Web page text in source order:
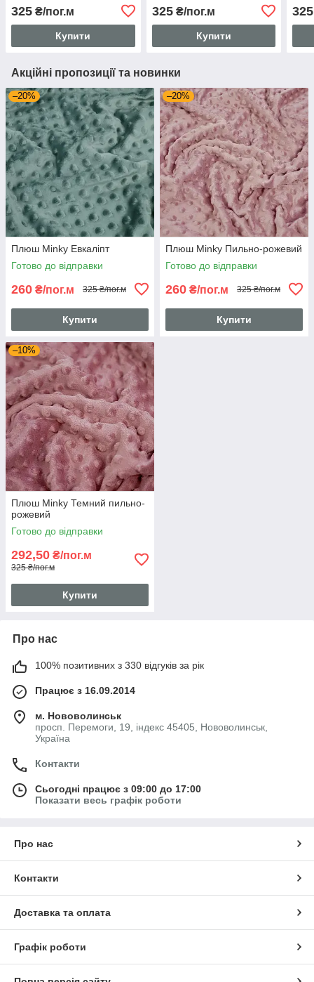
325 ₴/пог.м
Купити
325₴/пог.м
Купити
325
Акційні пропозиції та новинки
–20%
Плюш Minky Евкаліпт
Готово до відправки
260 ₴/пог.м 325 ₴/пог.м
Купити
–20%
Плюш Minky Пильно-рожевий
Готово до відправки
260 ₴/пог.м 325 ₴/пог.м
Купити
–10%
Плюш Minky Темний пильно-
рожевий
Готово до відправки
292,50 ₴/пог.м
325 ₴/пог.м
Купити
Про нас
100% позитивних з 330 відгуків за рік
Працює з 16.09.2014
м. Нововолинськ
просп. Перемоги, 19, індекс 45405, Нововолинськ,
Україна
Контакти
Сьогодні працює з 09:00 до 17:00
Показати весь графік роботи
Про нас
Контакти
Доставка та оплата
Графік роботи